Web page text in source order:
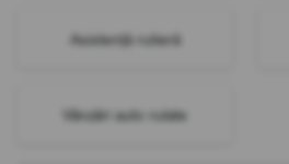
Asistență rutieră
Vânzări auto rulate